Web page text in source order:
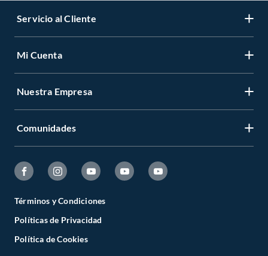
Servicio al Cliente
Mi Cuenta
Nuestra Empresa
Comunidades
Términos y Condiciones
Políticas de Privacidad
Política de Cookies